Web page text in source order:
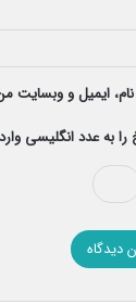
ایمیل و وبسایت
به عدد انگلیسی